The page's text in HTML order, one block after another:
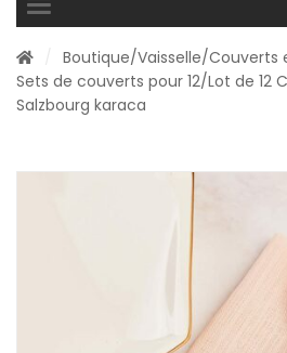
Boutique/Vaisselle/Couverts
Sets de couverts pour 12/Lot de 12
Salzbourg karaca